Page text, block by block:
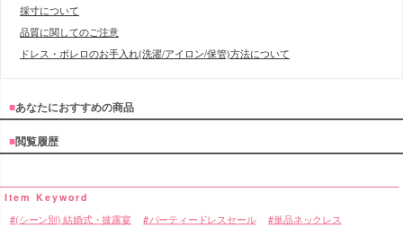
採寸について
品質に関してのご注意
ドレス・ボレロのお手入れ(洗濯/アイロン/保管)方法について
■あなたにおすすめの商品
■閲覧履歴
(シーン別) 結婚式・披露宴 パーティードレスセール 単品ネックレス